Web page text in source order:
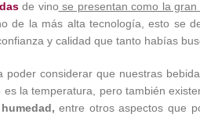
de vino se presentan como la
de la más alta tecnología, esto se
y calidad que tanto habías
considerar que nuestras
la temperatura, pero también
entre otros aspectos que